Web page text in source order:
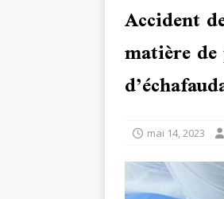
Accident
matière
mai 14, 2023